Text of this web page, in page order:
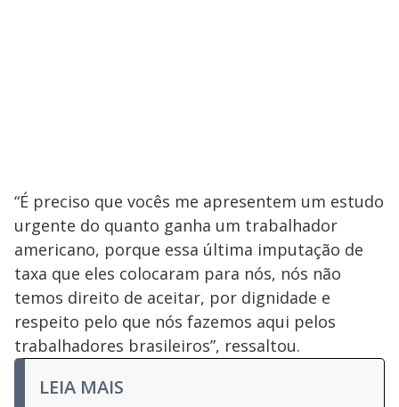
“É preciso que vocês me apresentem um estudo
urgente do quanto ganha um trabalhador
americano, porque essa última imputação de
taxa que eles colocaram para nós, nós não
temos direito de aceitar, por dignidade e
respeito pelo que nós fazemos aqui pelos
trabalhadores brasileiros”, ressaltou.
LEIA MAIS